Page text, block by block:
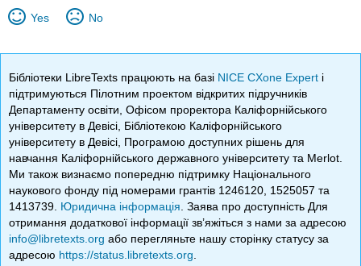
Yes No
Бібліотеки LibreTexts працюють на базі NICE CXone Expert і
підтримуються Пілотним проектом відкритих підручників
Департаменту освіти, Офісом проректора Каліфорнійського
університету в Девісі, Бібліотекою Каліфорнійського
університету в Девісі, Програмою доступних рішень для
навчання Каліфорнійського державного університету та Merlot.
Ми також визнаємо попередню підтримку Національного
наукового фонду під номерами грантів 1246120, 1525057 та
1413739. Юридична інформація . Заява про доступність Для
отримання додаткової інформації зв’яжіться з нами за адресою
info@libretexts.org або перегляньте нашу сторінку статусу за
адресою https://status.libretexts.org